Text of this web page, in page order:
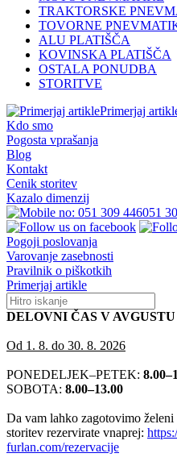
TRAKTORSKE
TOVORNE
ALU PLATIŠČA
KOVINSKA PLATIŠČA
OSTALA PONUDBA
STORITVE
Primerjaj
Kdo smo
Pogosta vprašanja
Blog
Kontakt
Cenik storitev
Kazalo dimenzij
051
Pogoji poslovanja
Varovanje zasebnosti
Pravilnik o piškotkih
Primerjaj artikle
DELOVNI ČAS V AVGUSTU
Od 1. 8. do 30. 8. 2026
PONEDELJEK–PETEK:
SOBOTA: 8.00–13.00
Da vam lahko zagotovimo
storitev rezervirate vnaprej:
furlan.com/rezervacije